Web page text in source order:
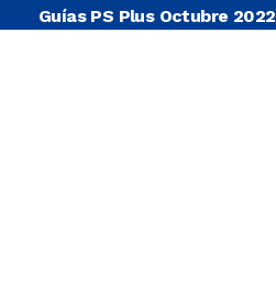
Guías PS Plus Octubre 2022